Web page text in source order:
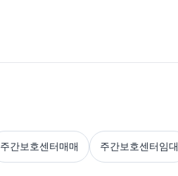
주간보호센터매매 주간보호센터임대